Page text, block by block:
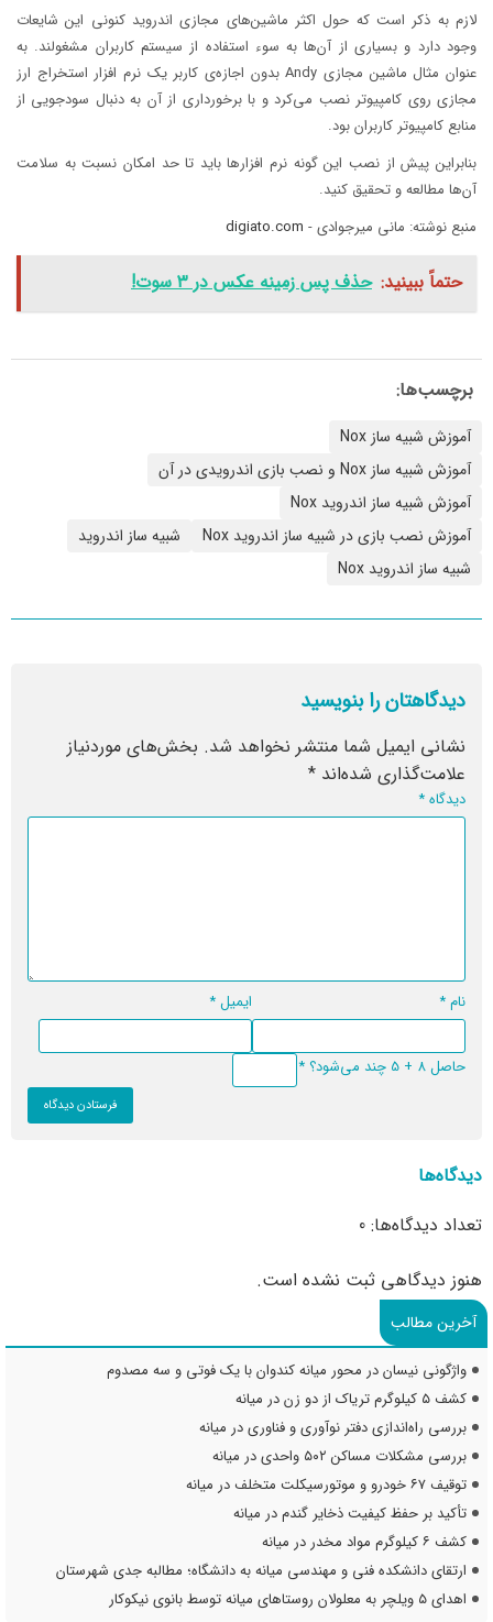
لازم به ذکر است که حول اکثر ماشین‌های مجازی اندروید کنونی این شایعات
وجود دارد و بسیاری از آن‌ها به سوء استفاده از سیستم کاربران مشغولند. به
عنوان مثال ماشین مجازی Andy بدون اجازه‌ی کاربر یک نرم افزار استخراج ارز
مجازی روی کامپیوتر نصب می‌کرد و با برخورداری از آن به دنبال سودجویی از
منابع کامپیوتر کاربران بود.
بنابراین پیش از نصب این گونه نرم افزار‌ها باید تا حد امکان نسبت به سلامت
آن‌ها مطالعه و تحقیق کنید.
منبع نوشته: مانی میرجوادی - digiato.com
حتماً ببینید: حذف پس زمینه عکس در ۳ سوت!
برچسب‌ها:
آموزش شبیه ساز Nox
آموزش شبیه ساز Nox و نصب بازی اندرویدی در آن
آموزش شبیه ساز اندروید Nox
آموزش نصب بازی در شبیه ساز اندروید Nox
شبیه ساز اندروید
شبیه ساز اندروید Nox
دیدگاهتان را بنویسید
نشانی ایمیل شما منتشر نخواهد شد. بخش‌های موردنیاز
علامت‌گذاری شده‌اند *
دیدگاه*
نام* ایمیل*
حاصل 8 + 5 چند می‌شود؟ *
دیدگاه‌ها
تعداد دیدگاه‌ها: 0
هنوز دیدگاهی ثبت نشده است.
آخرین مطالب
واژگونی نیسان در محور میانه کندوان با یک فوتی و سه مصدوم
کشف ۵ کیلوگرم تریاک از دو زن در میانه
بررسی راه‌اندازی دفتر نوآوری و فناوری در میانه
بررسی مشکلات مساکن ۵۰۲ واحدی در میانه
توقیف ۶۷ خودرو و موتورسیکلت متخلف در میانه
تأکید بر حفظ کیفیت ذخایر گندم در میانه
کشف ۶ کیلوگرم مواد مخدر در میانه
ارتقای دانشکده فنی و مهندسی میانه به دانشگاه؛ مطالبه جدی شهرستان
اهدای ۵ ویلچر به معلولان روستاهای میانه توسط بانوی نیکوکار